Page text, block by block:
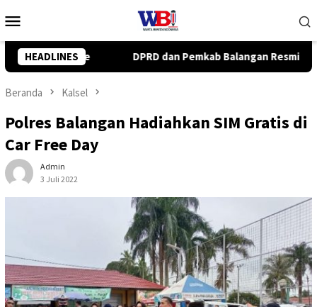
ke
Mobile
HEADLINES
Balangan Resmi Setujui Raperda Perubahan APBD 2026
Beranda Kalsel
Polres Balangan Hadiahkan SIM Gratis di
Car Free Day
Admin
3 Juli 2022